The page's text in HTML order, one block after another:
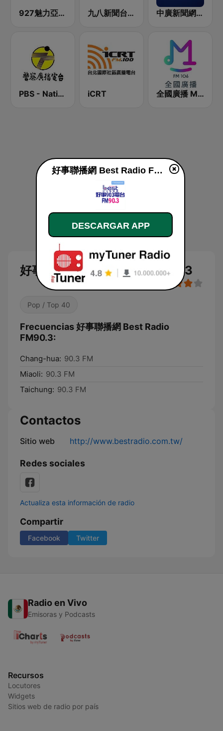
927魅力亞洲 Asia FM 亞洲電台 九八新聞台 News98 FM 98.1 中廣新聞網 BCC News Radio
PBS - National Transportation iCRT 全國廣播 MRadio
好事聯播網 Best Radio FM90.3
Pop / Top 40
Frecuencias 好事聯播網 Best Radio
FM90.3:
Chang-hua: 90.3 FM
Miaoli: 90.3 FM
Taichung: 90.3 FM
Contactos
Sitio web http://www.bestradio.com.tw/
Redes sociales
Actualiza esta información de radio
Compartir
Facebook Twitter
Radio en Vivo
Emisoras y Podcasts
Recursos
Locutores
Widgets
Sitios web de radio por país
好事聯播網 Best Radio FM90.3 en vivo
DESCARGAR APP